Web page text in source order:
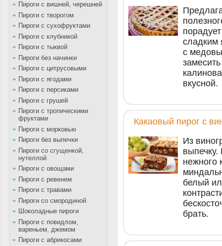
Пироги с вишней, черешней
Пироги с творогом
Пироги с сухофруктами
Пироги с клубникой
Пироги с тыквой
Пироги без начинки
Пироги с цитрусовыми
Пироги с ягодами
Пироги с персиками
Пироги с грушей
Пироги с тропическими
фруктами
Пироги с морковью
Пироги без выпечки
Пироги со сгущенкой,
нутеллой
Пироги с овощами
Пироги с ревенем
Пироги с травами
Пироги со смородиной
Шоколадные пироги
Пироги с повидлом,
вареньем, джемом
Пироги с абрикосами
сладким
с
вкусной.
Какаовый пирог с
Из
выпечку.
нежного
белый
брать.